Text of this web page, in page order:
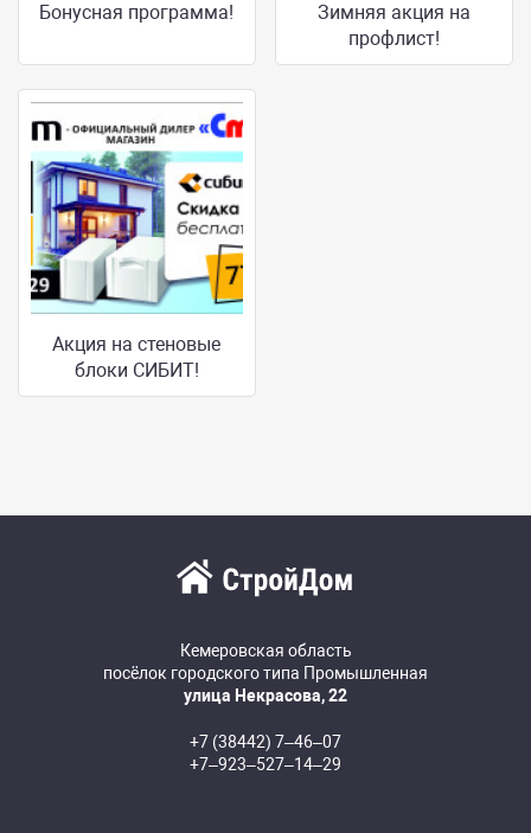
Бонусная программа!
Зимняя акция на
профлист!
Акция на стеновые
блоки СИБИТ!
Кемеровская область
посёлок городского типа Промышленная
улица Некрасова, 22
+7 (38442) 7‒46‒07
+7‒923‒527‒14‒29